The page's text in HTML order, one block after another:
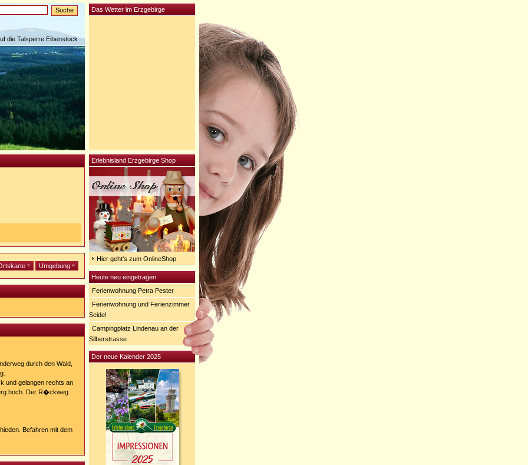
die Talsperre Eibenstock
Umgebung
durch den Wald,
und gelangen rechts an
hoch. Der R�ckweg
Befahren mit dem
Erlebnisland Erzgebirge Shop
Hier geht's zum OnlineShop
Heute neu eingetragen
Ferienwohnung Petra Pester
Ferienwohnung und Ferienzimmer
Seidel
Campingplatz Lindenau an der
Silberstrasse
Der neue Kalender 2025
Das Wetter im Erzgebirge